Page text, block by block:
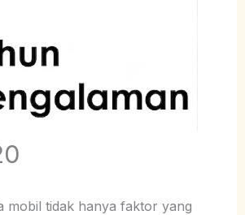
mobil tidak hanya faktor yang